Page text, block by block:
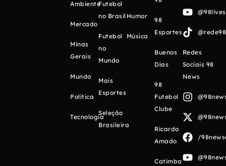
Ambiente
Mercado
Minas
Gerais
Mundo
Política
Tecnologia
Futebol
no Brasil
Futebol
no
Mundo
Mais
Esportes
Seleção
Brasileira
Humor
Música
98
Esportes
Buenos
Días
98
Futebol
Clube
Ricardo
Amado
Catimba
Redes
Sociais 98
News
/